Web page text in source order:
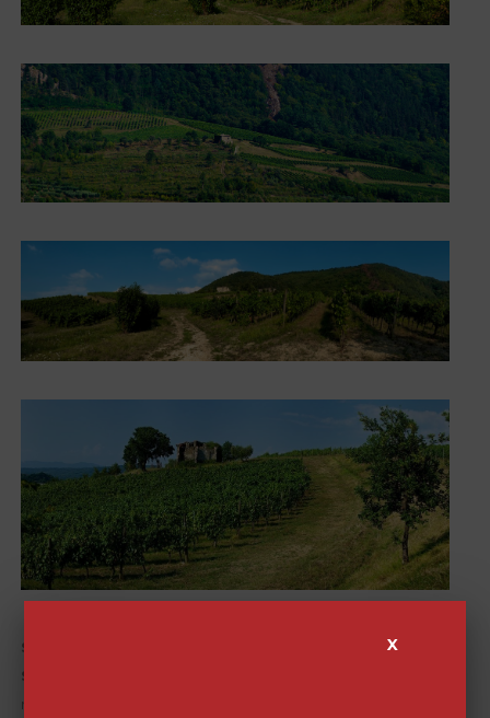
Superficie della tenuta:
Suolo:
roccia madre di arenarie calcaree
X